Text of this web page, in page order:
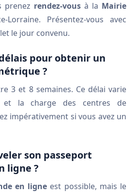
prenez rendez-vous à la Mairie
Lorraine. Présentez-vous avec
le jour convenu.
pour obtenir un
?
3 et 8 semaines. Ce délai varie
et la charge des centres de
impérativement si vous avez un
son passeport
ligne ?
en ligne est possible, mais le